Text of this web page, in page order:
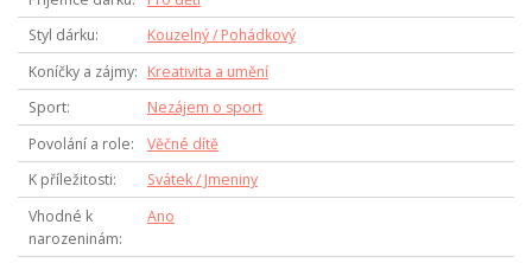
Styl dárku
Kouzelný / Pohádkový
Koníčky a zájmy
Kreativita a umění
Sport
Nezájem o sport
Povolání a role
Věčné dítě
K příležitosti
Svátek / Jmeniny
Vhodné k
narozeninám
Ano